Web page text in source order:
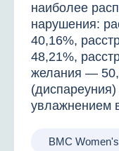
наиболее
нарушения:
40,16%,
48,21%,
желания —
увлажнением
BMC